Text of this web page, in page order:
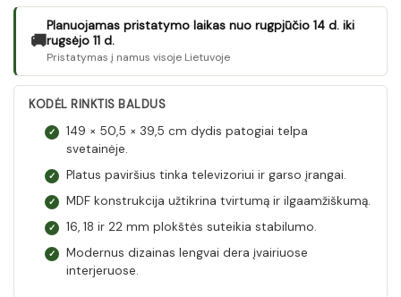
🚚
Planuojamas pristatymo laikas nuo rugpjūčio 14 d. iki
rugsėjo 11 d.
Pristatymas į namus visoje Lietuvoje
KODĖL RINKTIS BALDUS
✓
149 × 50,5 × 39,5 cm dydis patogiai telpa
svetainėje.
✓ Platus paviršius tinka televizoriui ir garso įrangai.
✓ MDF konstrukcija užtikrina tvirtumą ir ilgaamžiškumą.
✓ 16, 18 ir 22 mm plokštės suteikia stabilumo.
✓
Modernus dizainas lengvai dera įvairiuose
interjeruose.